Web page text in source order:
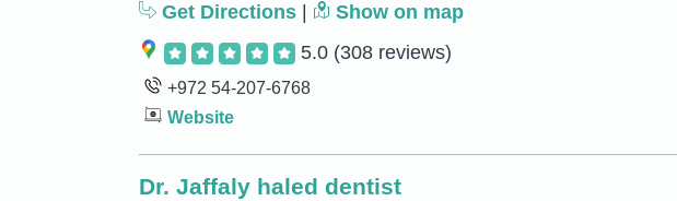
Get Directions
Show on map
5.0 (308 reviews)
+972 54-207-6768
Website
Dr. Jaffaly haled dentist